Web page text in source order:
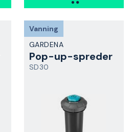
Vanning
GARDENA
Pop-up-spreder
SD30